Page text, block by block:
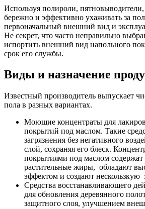
Используя полироли,
бережно и эффективно ухаживать за
первоначальный внешний вид и
Не секрет, что часто неправильно
испортить внешний вид напольного
срок его службы.
Виды и назначение
Известный производитель выпускает
пола в разных вариантах.
Моющие концентраты для
покрытий под маслом. Такие
загрязнения без негативного
слой, сохраняя его блеск.
покрытиями под маслом содержат
растительные жиры, обладают
эффектом и создают
Средства восстанавливающего
для обновления деревянного
защитного слоя, улучшением